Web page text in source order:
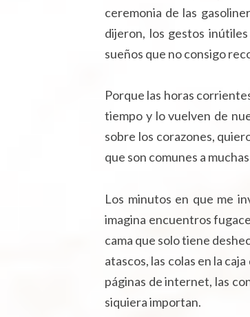
ceremonia de las
dijeron, los gestos
sueños que no consigo
Porque las horas
tiempo y lo vuelven de
sobre los corazones,
que son comunes a
Los minutos en que me
imagina encuentros
cama que solo tiene
atascos, las colas en la
páginas de internet, las
siquiera importan.